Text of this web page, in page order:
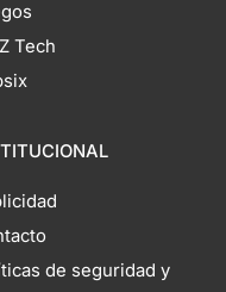
Tech
de seguridad y